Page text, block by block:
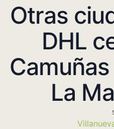
Otras
DHL
La